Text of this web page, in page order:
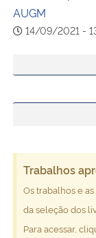
AUGM
14/09/2021 -
Trabalhos
Os trabalhos e
da seleção dos
Para acessar,